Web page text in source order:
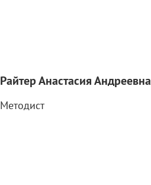
Райтер Анастасия Андреевна
Методист